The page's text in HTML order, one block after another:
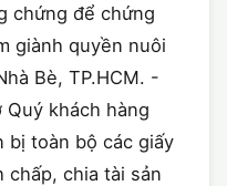
chứng để chứng
giành quyền nuôi
Bè, TP.HCM. -
khách hàng
bị toàn bộ các giấy
chấp, chia tài sản